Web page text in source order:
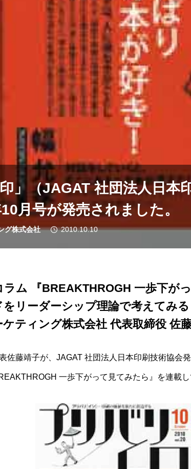
」（JAGAT 社団法人日本
月号が発売されました。
グ株式会社 2010.10.10
ム 『BREAKTHROGH 一歩下が
リーダーシップ理論で考えてみる
ケティング株式会社 代表取締役 佐藤
佐藤靖子が、JAGAT 社団法人日本印刷技術協会
一歩下がって見てみたら』を連載し